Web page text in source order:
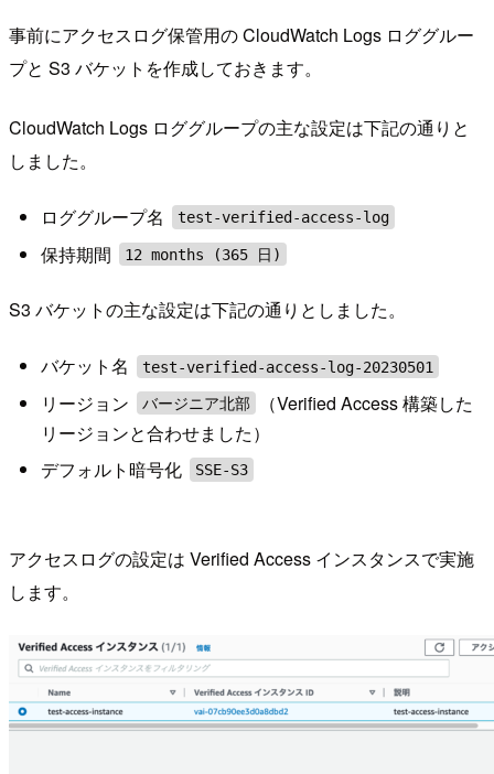
事前にアクセスログ保管用の CloudWatch Logs ロググルー
プと S3 バケットを作成しておきます。
CloudWatch Logs ロググループの主な設定は下記の通りと
しました。
ロググループ名 test-verified-access-log
保持期間 12 months (365 日)
S3 バケットの主な設定は下記の通りとしました。
バケット名 test-verified-access-log-20230501
リージョン バージニア北部
（Verified Access 構築した
リージョンと合わせました）
デフォルト暗号化
SSE-S3
アクセスログの設定は Verified Access インスタンスで実施
します。